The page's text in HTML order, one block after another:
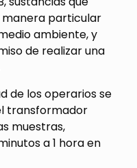
particular
ambiente, y
de realizar una
de los operarios se
transformador
muestras,
a 1 hora en